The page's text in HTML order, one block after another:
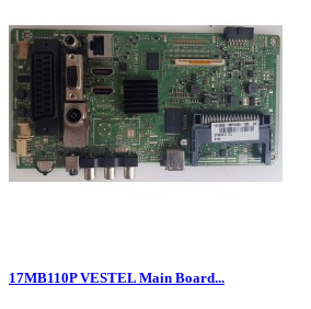
17MB110P VESTEL Main Board...